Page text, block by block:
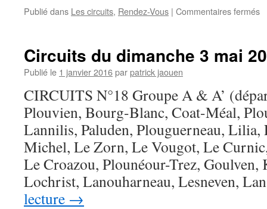
Publié dans Les circuits, Rendez-Vous | Commentaires fermés
Circuits du dimanche 3 mai
Publié le 1 janvier 2016parpatrick jaouen
CIRCUITS N°18 Groupe A & A’
Plouvien, Bourg-Blanc, Coat-Méal,
Lannilis, Paluden, Plouguerneau, Lilia,
Michel, Le Zorn, Le Vougot, Le
Le Croazou, Plounéour-Trez, Goulven,
Lochrist, Lanouharneau, Lesneven,
lecture →